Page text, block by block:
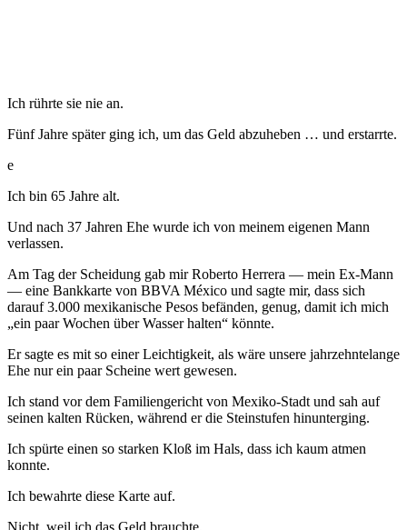
Ich rührte sie nie an.
Fünf Jahre später ging ich, um das Geld abzuheben … und erstarrte.
e
Ich bin 65 Jahre alt.
Und nach 37 Jahren Ehe wurde ich von meinem eigenen Mann
verlassen.
Am Tag der Scheidung gab mir Roberto Herrera — mein Ex-Mann
— eine Bankkarte von BBVA México und sagte mir, dass sich
darauf 3.000 mexikanische Pesos befänden, genug, damit ich mich
„ein paar Wochen über Wasser halten“ könnte.
Er sagte es mit so einer Leichtigkeit, als wäre unsere jahrzehntelange
Ehe nur ein paar Scheine wert gewesen.
Ich stand vor dem Familiengericht von Mexiko-Stadt und sah auf
seinen kalten Rücken, während er die Steinstufen hinunterging.
Ich spürte einen so starken Kloß im Hals, dass ich kaum atmen
konnte.
Ich bewahrte diese Karte auf.
Nicht, weil ich das Geld brauchte.